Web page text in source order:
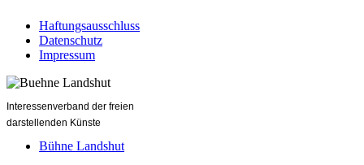
Haftungsausschluss
Datenschutz
Impressum
Interessenverband der freien
darstellenden Künste
Bühne Landshut